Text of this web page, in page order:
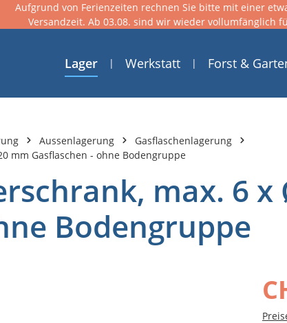
Aufgrund von Ferienzeiten rechnen Sie bitte mit einer
Versandzeit. Ab 03.08. sind wir wieder vollumfänglich
Lager Werkstatt Forst &
Aussenlagerung
Gasflaschenlagerung
mm Gasflaschen - ohne Bodengruppe
max. 6 x
Bodengruppe